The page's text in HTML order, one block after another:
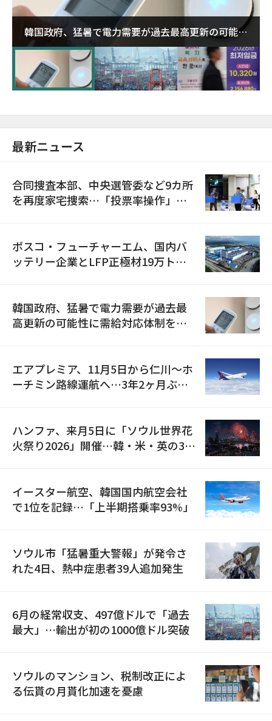
韓国政府、猛暑で電力需要が過去最高更新の可能性
に需給対応体制を点検
最新ニュース
合同捜査本部、中央選管委など9カ所
を再度家宅捜索…「投票率操作」の
ポスコ・フューチャーエム、国内バ
ッテリー企業とLFP正極材19万トン
韓国政府、猛暑で電力需要が過去最
高更新の可能性に需給対応体制を点
エアプレミア、11月5日から仁川〜ホ
ーチミン路線運航へ…3年2ヶ月ぶり
ハンファ、来月5日に「ソウル世界花
火祭り2026」開催…韓・米・英の3カ
イースター航空、韓国国内航空会社
で1位を記録…「上半期搭乗率93%」
ソウル市「猛暑重大警報」が発令さ
れた4日、熱中症患者39人追加発生
6月の経常収支、497億ドルで「過去
最大」…輸出が初の1000億ドル突破
ソウルのマンション、税制改正によ
る伝貰の月貰化加速を憂慮